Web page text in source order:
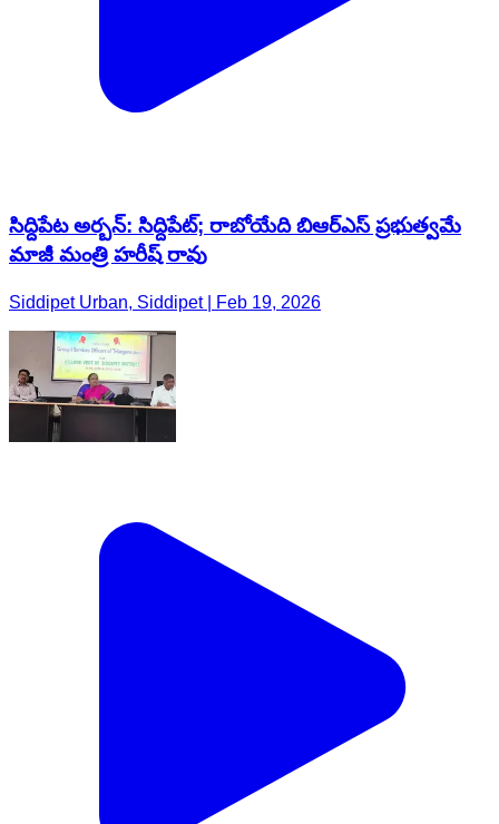
సిద్దిపేట అర్బన్: సిద్దిపేట్; రాబోయేది బిఆర్ఎస్ ప్రభుత్వమే
మాజీ మంత్రి హరీష్ రావు
Siddipet Urban, Siddipet | Feb 19, 2026